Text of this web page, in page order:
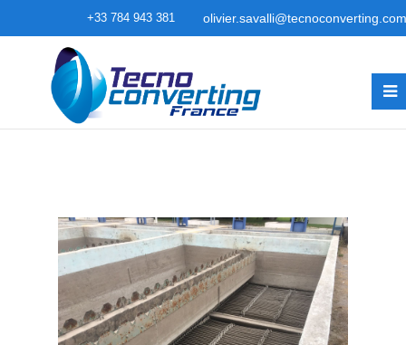
+33 784 943 381 olivier.savalli@tecnoconverting.com